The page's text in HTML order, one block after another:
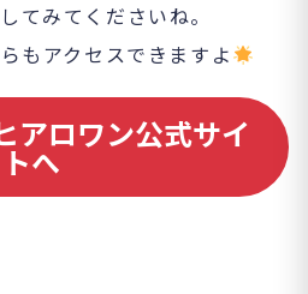
てみてくださいね。
もアクセスできますよ
アロワン公式サイ
トへ